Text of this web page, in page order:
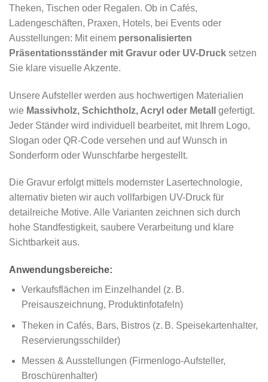
Theken, Tischen oder Regalen. Ob in Cafés,
Ladengeschäften, Praxen, Hotels, bei Events oder
Ausstellungen: Mit einem personalisierten
Präsentationsständer mit Gravur oder UV-Druck setzen
Sie klare visuelle Akzente.
Unsere Aufsteller werden aus hochwertigen Materialien
wie Massivholz, Schichtholz, Acryl oder Metall
gefertigt.
Jeder Ständer wird individuell bearbeitet, mit Ihrem Logo,
Slogan oder QR-Code versehen und auf Wunsch in
Sonderform oder Wunschfarbe hergestellt.
Die Gravur erfolgt mittels modernster Lasertechnologie,
alternativ bieten wir auch vollfarbigen UV-Druck für
detailreiche Motive. Alle Varianten zeichnen sich durch
hohe Standfestigkeit, saubere Verarbeitung und klare
Sichtbarkeit aus.
Anwendungsbereiche:
Verkaufsflächen im Einzelhandel (z. B.
Preisauszeichnung, Produktinfotafeln)
Theken in Cafés, Bars, Bistros (z. B. Speisekartenhalter,
Reservierungsschilder)
Messen & Ausstellungen (Firmenlogo-Aufsteller,
Broschürenhalter)